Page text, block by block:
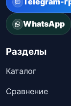
WhatsApp
Разделы
Каталог
Сравнение